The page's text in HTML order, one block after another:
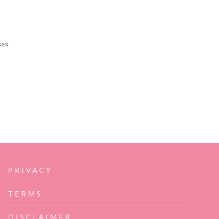
PRIVACY
TERMS
DISCLAIMER